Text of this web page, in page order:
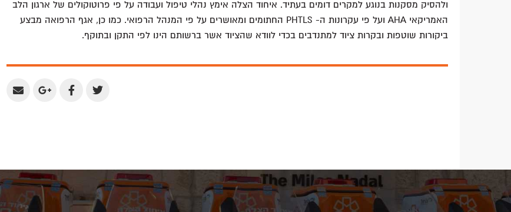
ולהסיק מסקנות בנוגע למקרים דומים בעתיד. איחוד הצלה אימץ נהלי טיפול ועבודה על פי פרוטוקולים של ארגון הלב
האמריקאי AHA ועל פי עקרונות ה- PHTLS החתומים ומאושרים על פי המנהל הרפואי. כמו כן, אגף הרפואה מבצע
ביקורות שוטפות ובקרות ציוד למתנדבים בכדי לוודא שהציוד אשר ברשותם הינו לפי התקן ובתוקף.
Share
Share
Share
Share